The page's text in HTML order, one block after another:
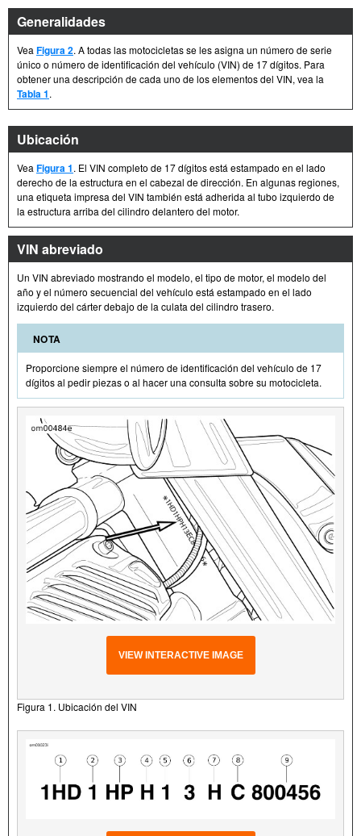
Generalidades
Vea Figura 2. A todas las motocicletas se les asigna un número de serie
único o número de identificación del vehículo (VIN) de 17 dígitos. Para
obtener una descripción de cada uno de los elementos del VIN, vea la
Tabla 1.
Ubicación
Vea Figura 1. El VIN completo de 17 dígitos está estampado en el lado
derecho de la estructura en el cabezal de dirección. En algunas regiones,
una etiqueta impresa del VIN también está adherida al tubo izquierdo de
la estructura arriba del cilindro delantero del motor.
VIN abreviado
Un VIN abreviado mostrando el modelo, el tipo de motor, el modelo del
año y el número secuencial del vehículo está estampado en el lado
izquierdo del cárter debajo de la culata del cilindro trasero.
NOTA
Proporcione siempre el número de identificación del vehículo de 17
dígitos al pedir piezas o al hacer una consulta sobre su motocicleta.
VIEW INTERACTIVE IMAGE
Figura 1. Ubicación del VIN